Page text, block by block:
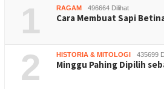
1 RAGAM 496664 Dilihat
Cara Membuat Sapi
2 HISTORIA & MITOLOGI 435699
Minggu Pahing Dipilih